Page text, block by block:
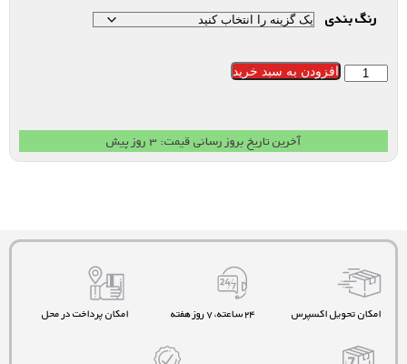
رنگ بندی
افزودن به سبد خرید
آخرین تاریخ بروز رسانی قیمت: ۳ روز پیش
امکان تحویل اکسپرس ۲۴ ساعته، ۷ روز هفته امکان پرداخت در محل